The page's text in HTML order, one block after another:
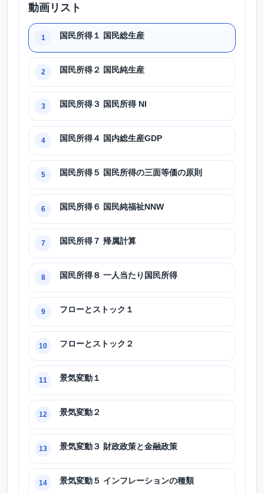
動画リスト
1 国民所得１ 国民総生産
2 国民所得２ 国民純生産
3 国民所得３ 国民所得 NI
4 国民所得４ 国内総生産GDP
5 国民所得５ 国民所得の三面等価の原則
6 国民所得６ 国民純福祉NNW
7 国民所得７ 帰属計算
8 国民所得８ 一人当たり国民所得
9 フローとストック１
10 フローとストック２
11 景気変動１
12 景気変動２
13 景気変動３ 財政政策と金融政策
14 景気変動５ インフレーションの種類